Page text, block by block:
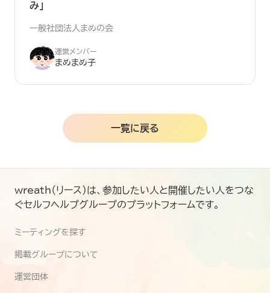
み」
一般社団法人まめの会
運営メンバー
まめまめ子
一覧に戻る
wreath（リース）は、参加したい人と開催したい人をつな
ぐセルフヘルプグループのプラットフォームです。
ミーティングを探す
掲載グループについて
運営団体